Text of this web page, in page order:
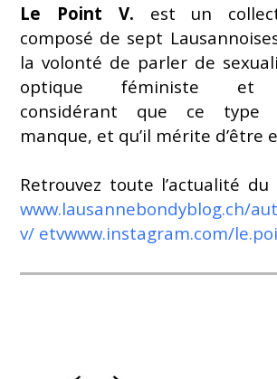
Le Point V. est un
composé de sept
la volonté de parler de
optique féministe et
considérant que ce type
manque, et qu’il mérite d’être
Retrouvez toute l’actualité
www.lausannebondyblog.ch/
v/ etvwww.instagram.com/